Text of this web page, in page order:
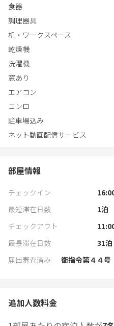
食器
調理器具
机・ワークスペース
乾燥機
洗濯機
窓あり
エアコン
コンロ
駐車場込み
ネット動画配信サービス
部屋情報
チェックイン
最短滞在日数
1泊
チェックアウト
最長滞在日数
31泊
届出審査済み
衛指令第４４号
追加人数料金